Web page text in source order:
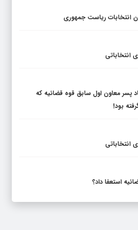
انتخابات ریاست جمهوری
انتخاباتی
پسر معاون اول سابق قوه قضائیه که
بود!
انتخاباتی
استعفا داد؟